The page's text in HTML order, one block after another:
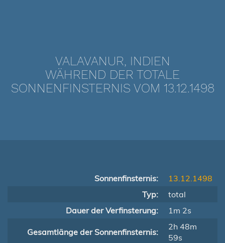
VALAVANUR, INDIEN
WÄHREND DER TOTALE
SONNENFINSTERNIS VOM 13.12.1498
Sonnenfinsternis:
13.12.1498
Typ:
total
Dauer der Verfinsterung:
1m 2s
Gesamtlänge der Sonnenfinsternis:
2h 48m
59s